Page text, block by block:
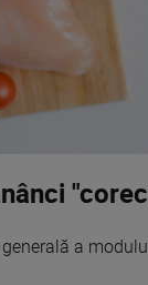
a